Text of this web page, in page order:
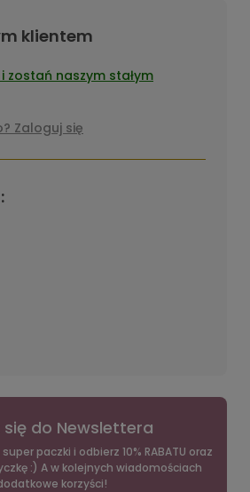
klientem
zostań naszym stałym
Zaloguj się
się do Newslettera
paczki i odbierz 10% RABATU oraz
:) A w kolejnych wiadomościach
korzyści!